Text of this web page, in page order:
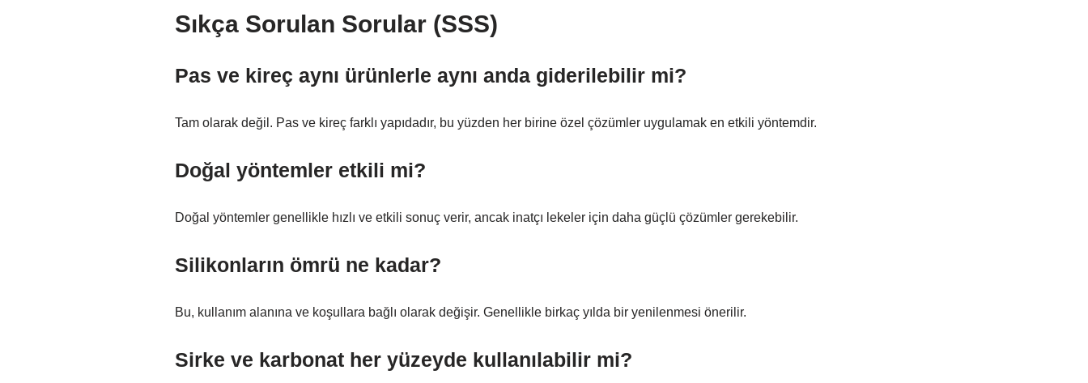
Sıkça Sorulan Sorular (SSS)
Pas ve kireç aynı ürünlerle aynı anda giderilebilir mi?
Tam olarak değil. Pas ve kireç farklı yapıdadır, bu yüzden her birine özel çözümler uygulamak en etkili yöntemdir.
Doğal yöntemler etkili mi?
Doğal yöntemler genellikle hızlı ve etkili sonuç verir, ancak inatçı lekeler için daha güçlü çözümler gerekebilir.
Silikonların ömrü ne kadar?
Bu, kullanım alanına ve koşullara bağlı olarak değişir. Genellikle birkaç yılda bir yenilenmesi önerilir.
Sirke ve karbonat her yüzeyde kullanılabilir mi?